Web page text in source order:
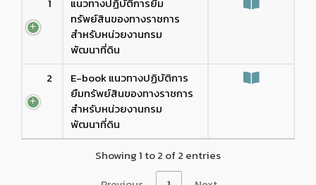
1
แนวทางปฏิบัติการยืม
ทรัพย์สินของทางราชการ
สำหรับหน่วยงานกรม
พัฒนาที่ดิน
2
E-book แนวทางปฏิบัติการ
ยืมทรัพย์สินของทางราชการ
สำหรับหน่วยงานกรม
พัฒนาที่ดิน
Showing 1 to 2 of 2 entries